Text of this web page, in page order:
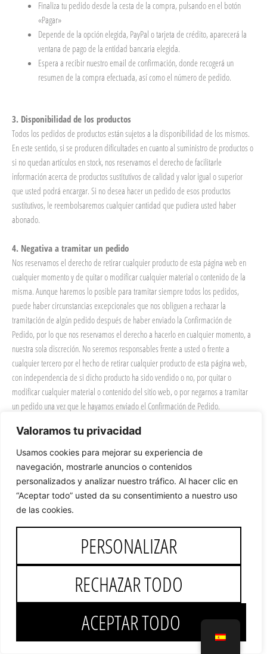
Valoramos tu privacidad
Usamos cookies para mejorar su experiencia de
navegación, mostrarle anuncios o contenidos
personalizados y analizar nuestro tráfico. Al hacer clic en
“Aceptar todo” usted da su consentimiento a nuestro uso
de las cookies.
PERSONALIZAR
RECHAZAR TODO
ACEPTAR TODO
Finaliza tu pedido desde la cesta de la compra, pulsando en el botón
«Pagar»
Depende de la opción elegida, PayPal o tarjeta de crédito, aparecerá la
ventana de pago de la entidad bancaria elegida.
Espera a recibir nuestro email de confirmación, donde recogerá un
resumen de la compra efectuada, así como el número de pedido.
3. Disponibilidad de los productos
Todos los pedidos de productos están sujetos a la disponibilidad de los mismos.
En este sentido, si se producen dificultades en cuanto al suministro de productos o
si no quedan artículos en stock, nos reservamos el derecho de facilitarle
información acerca de productos sustitutivos de calidad y valor igual o superior
que usted podrá encargar. Si no desea hacer un pedido de esos productos
sustitutivos, le reembolsaremos cualquier cantidad que pudiera usted haber
abonado.
4. Negativa a tramitar un pedido
Nos reservamos el derecho de retirar cualquier producto de esta página web en
cualquier momento y de quitar o modificar cualquier material o contenido de la
misma. Aunque haremos lo posible para tramitar siempre todos los pedidos,
puede haber circunstancias excepcionales que nos obliguen a rechazar la
tramitación de algún pedido después de haber enviado la Confirmación de
Pedido, por lo que nos reservamos el derecho a hacerlo en cualquier momento, a
nuestra sola discreción. No seremos responsables frente a usted o frente a
cualquier tercero por el hecho de retirar cualquier producto de esta página web,
con independencia de si dicho producto ha sido vendido o no, por quitar o
modificar cualquier material o contenido del sitio web, o por negarnos a tramitar
un pedido una vez que le hayamos enviado el Confirmación de Pedido.
5. COSTE DEL ENVÍO
Los gastos de envío se establecen en los siguientes parámetros:
España: Envíos a la península gratuitos.
Islas Canarias y Ceuta y Melilla: 29,95€ (iva incluido).
Unión Europea: 29,95€ (iva incluido).
Resto Europa: 54,45€ (iva incluido).
PARES €
1 145
1 145